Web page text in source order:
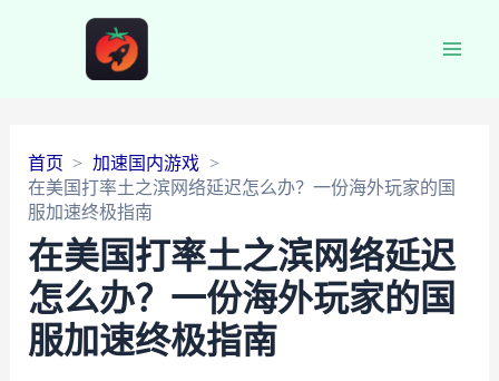
首页
加速国内游戏
在美国打率土之滨网络延迟怎么办？一份海外玩家的国
服加速终极指南
在美国打率土之滨网络延迟
怎么办？一份海外玩家的国
服加速终极指南